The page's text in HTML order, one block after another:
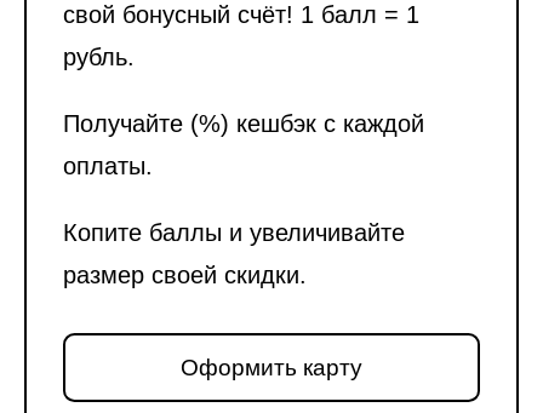
свой бонусный счёт! 1 балл = 1
рубль.
Получайте (%) кешбэк с каждой
оплаты.
Копите баллы и увеличивайте
размер своей скидки.
Оформить карту